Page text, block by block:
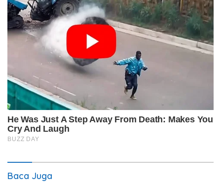
Baca Juga